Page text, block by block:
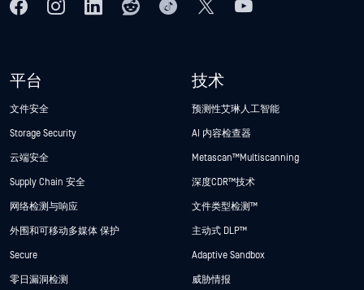
平台
文件安全
Storage Security
云端安全
Supply Chain 安全
网络检测与响应
外围和可移动多媒体 保护
Secure
零日漏洞检测
技术
预测性艾琳人工智能
AI 内容检查器
Metascan™ Multiscanning
深度CDR™技术
文件类型检测™
主动式 DLP™
Adaptive Sandbox
威胁情报